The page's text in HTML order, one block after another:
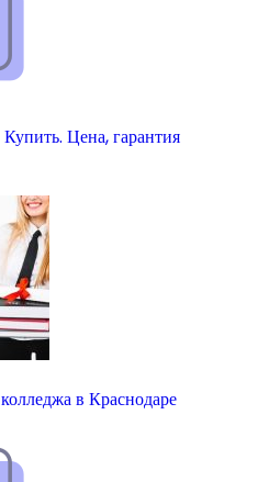
Цена, гарантия
в Краснодаре